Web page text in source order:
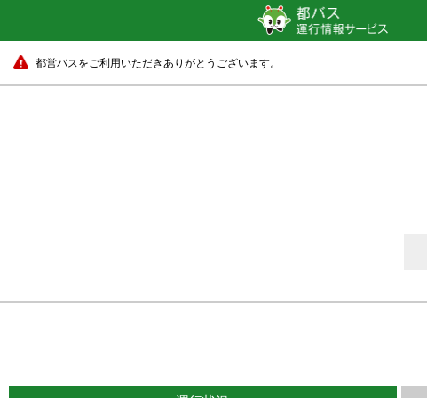
都営バスをご利用いただきありがとうございます。